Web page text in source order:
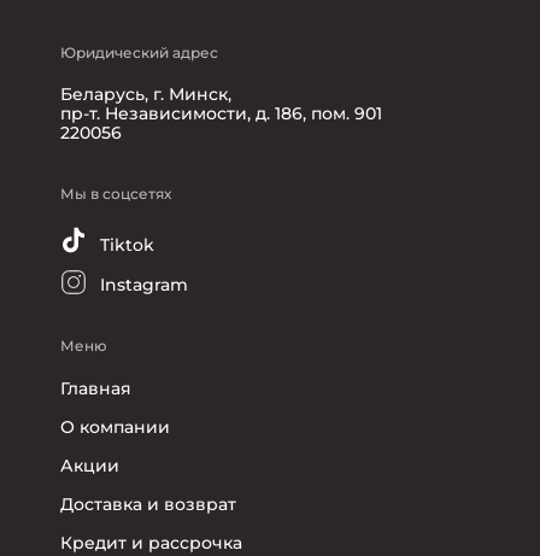
Юридический адрес
Беларусь, г. Минск,
пр-т. Независимости, д. 186, пом. 901
220056
Мы в соцсетях
Tiktok
Instagram
Меню
Главная
О компании
Акции
Доставка и возврат
Кредит и рассрочка